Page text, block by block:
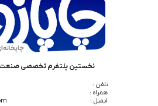
نخستین پلتفرم تخصصی صنعت
تلفن :
همراه :
ایمیل :